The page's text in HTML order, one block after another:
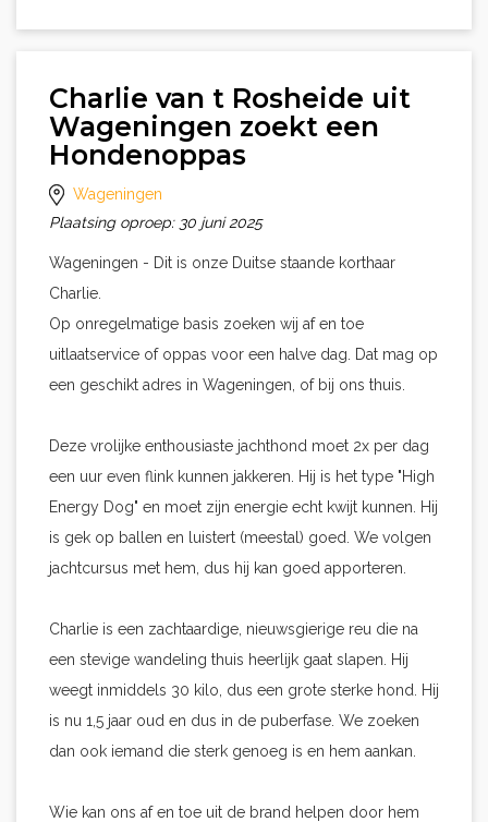
Charlie van t Rosheide uit
Wageningen zoekt een
Hondenoppas
Wageningen
Plaatsing oproep: 30 juni 2025
Wageningen - Dit is onze Duitse staande korthaar
Charlie.
Op onregelmatige basis zoeken wij af en toe
uitlaatservice of oppas voor een halve dag. Dat mag op
een geschikt adres in Wageningen, of bij ons thuis.
Deze vrolijke enthousiaste jachthond moet 2x per dag
een uur even flink kunnen jakkeren. Hij is het type "High
Energy Dog" en moet zijn energie echt kwijt kunnen. Hij
is gek op ballen en luistert (meestal) goed. We volgen
jachtcursus met hem, dus hij kan goed apporteren.
Charlie is een zachtaardige, nieuwsgierige reu die na
een stevige wandeling thuis heerlijk gaat slapen. Hij
weegt inmiddels 30 kilo, dus een grote sterke hond. Hij
is nu 1,5 jaar oud en dus in de puberfase. We zoeken
dan ook iemand die sterk genoeg is en hem aankan.
Wie kan ons af en toe uit de brand helpen door hem